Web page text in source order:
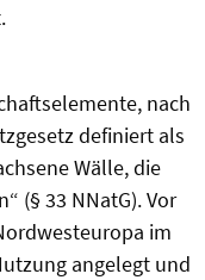
nach
definiert als
Wälle, die
(§ 33 NNatG). Vor
im
angelegt und